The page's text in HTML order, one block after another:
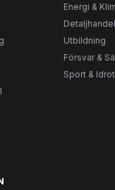
Energi &
Utbildning
Försvar &
Sport &